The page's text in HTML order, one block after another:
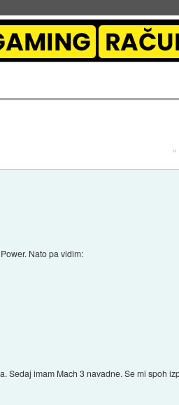
«
Nato pa vidim:
Sedaj imam Mach 3 navadne. Se mi spoh